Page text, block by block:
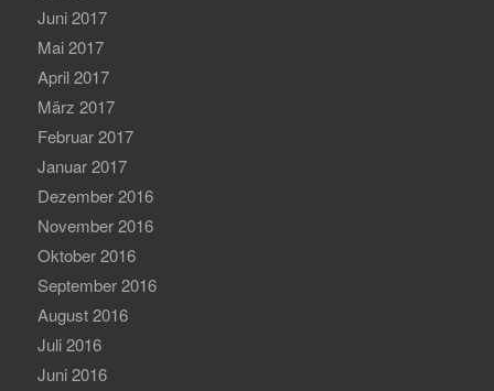
Juni 2017
Mai 2017
April 2017
März 2017
Februar 2017
Januar 2017
Dezember 2016
November 2016
Oktober 2016
September 2016
August 2016
Juli 2016
Juni 2016